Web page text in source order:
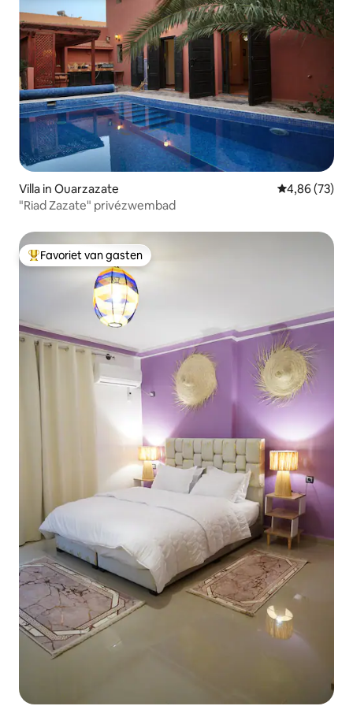
Villa in Ouarzazate Gemiddelde
4,86 (73)
"Riad Zazate" privézwembad
Topfavoriet van gasten
Favoriet van gasten